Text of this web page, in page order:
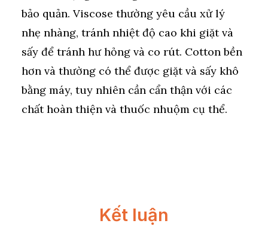
bảo quản. Viscose thường yêu cầu xử lý
nhẹ nhàng, tránh nhiệt độ cao khi giặt và
sấy để tránh hư hỏng và co rút. Cotton bền
hơn và thường có thể được giặt và sấy khô
bằng máy, tuy nhiên cần cẩn thận với các
chất hoàn thiện và thuốc nhuộm cụ thể.
Kết luận